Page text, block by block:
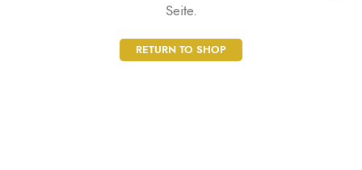
Seite.
RETURN TO SHOP